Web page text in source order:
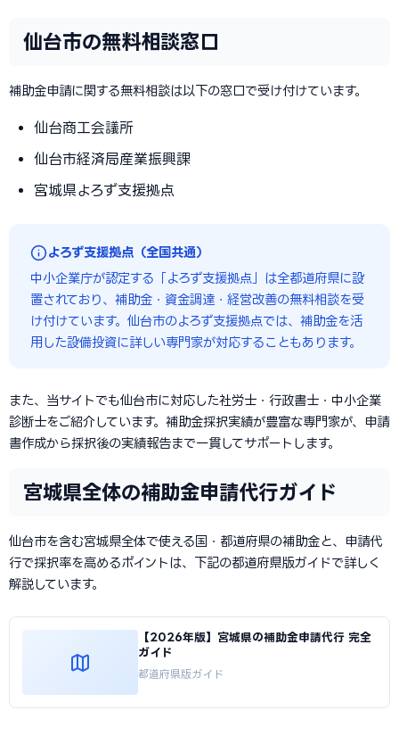
仙台市の無料相談窓口
補助金申請に関する無料相談は以下の窓口で受け付けています。
仙台商工会議所
仙台市経済局産業振興課
宮城県よろず支援拠点
よろず支援拠点（全国共通）
中小企業庁が認定する「よろず支援拠点」は全都道府県に設
置されており、補助金・資金調達・経営改善の無料相談を受
け付けています。仙台市のよろず支援拠点では、補助金を活
用した設備投資に詳しい専門家が対応することもあります。
また、当サイトでも仙台市に対応した社労士・行政書士・中小企業
診断士をご紹介しています。補助金採択実績が豊富な専門家が、申請
書作成から採択後の実績報告まで一貫してサポートします。
宮城県全体の補助金申請代行ガイド
仙台市を含む宮城県全体で使える国・都道府県の補助金と、申請代
行で採択率を高めるポイントは、下記の都道府県版ガイドで詳しく
解説しています。
【2026年版】宮城県の補助金申請代行 完全
ガイド
都道府県版ガイド